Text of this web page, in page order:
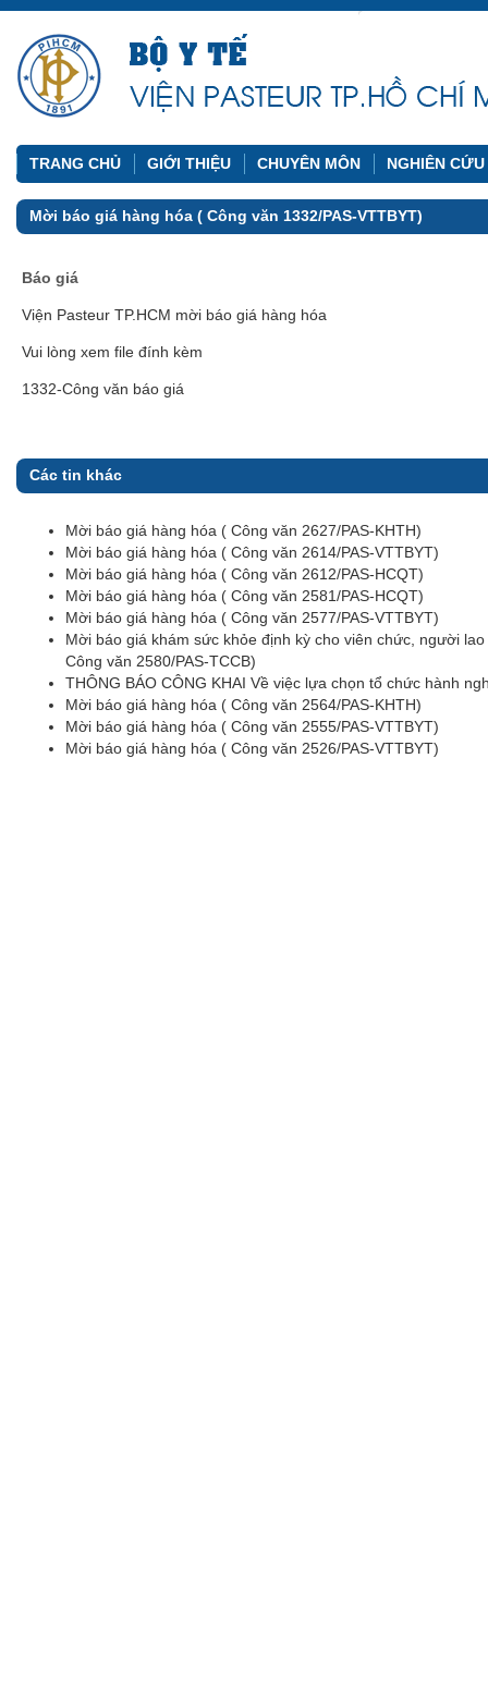
TRANG CHỦ GIỚI THIỆU CHUYÊN MÔN NGHIÊN
Mời báo giá hàng hóa ( Công văn 1332/PAS-VTTBYT)
Báo giá
Viện Pasteur TP.HCM mời báo giá hàng hóa
Vui lòng xem file đính kèm
1332-Công văn báo giá
Các tin khác
Mời báo giá hàng hóa ( Công văn 2627/PAS-KHTH)
Mời báo giá hàng hóa ( Công văn 2614/PAS-VTTBYT)
Mời báo giá hàng hóa ( Công văn 2612/PAS-HCQT)
Mời báo giá hàng hóa ( Công văn 2581/PAS-HCQT)
Mời báo giá hàng hóa ( Công văn 2577/PAS-VTTBYT)
Mời báo giá khám sức khỏe định kỳ cho viên chức, người
Công văn 2580/PAS-TCCB)
THÔNG BÁO CÔNG KHAI Về việc lựa chọn tổ chức hành
Mời báo giá hàng hóa ( Công văn 2564/PAS-KHTH)
Mời báo giá hàng hóa ( Công văn 2555/PAS-VTTBYT)
Mời báo giá hàng hóa ( Công văn 2526/PAS-VTTBYT)